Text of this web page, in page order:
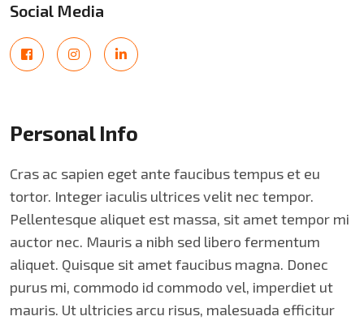
Social Media
Personal Info
Cras ac sapien eget ante faucibus tempus et eu
tortor. Integer iaculis ultrices velit nec tempor.
Pellentesque aliquet est massa, sit amet tempor mi
auctor nec. Mauris a nibh sed libero fermentum
aliquet. Quisque sit amet faucibus magna. Donec
purus mi, commodo id commodo vel, imperdiet ut
mauris. Ut ultricies arcu risus, malesuada efficitur